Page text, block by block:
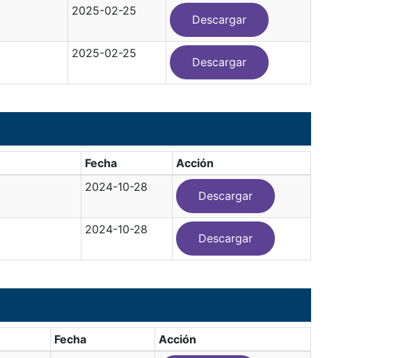
2025-02-25
Descargar
2025-02-25
Descargar
Fecha
Acción
2024-10-28
Descargar
2024-10-28
Descargar
Fecha
Acción